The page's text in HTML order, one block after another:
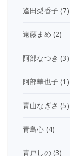
逢田梨香子 (7)
遠藤まめ (2)
阿部なつき (3)
阿部華也子 (1)
青山なぎさ (5)
青島心 (4)
青戸しの(3)